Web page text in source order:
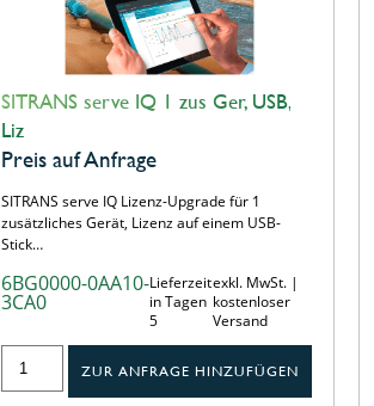
SITRANS serve IQ 1 zus Ger, USB,
Liz
Preis auf Anfrage
SITRANS serve IQ Lizenz-Upgrade für 1
zusätzliches Gerät, Lizenz auf einem USB-
Stick…
6BG0000-0AA10-
3CA0
Lieferzeit
in Tagen
5
exkl. MwSt. |
kostenloser
Versand
ZUR ANFRAGE HINZUFÜGEN